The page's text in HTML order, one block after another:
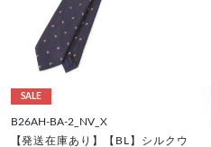
SALE
B26AH-BA-2_NV_X
【発送在庫あり】【BL】シルクウ